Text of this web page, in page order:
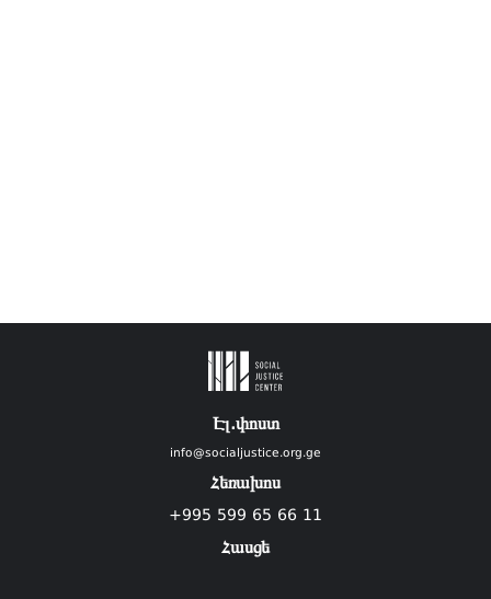
Էլ.փոստ
info@socialjustice.org.ge
Հեռախոս
+995 599 65 66 11
Հասցե